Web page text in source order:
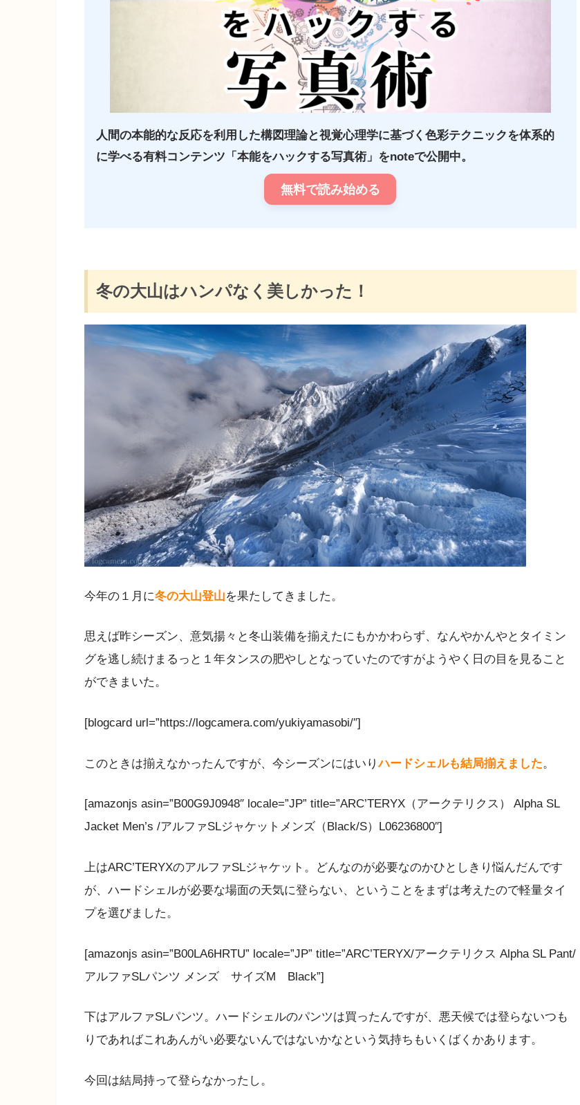
人間の本能的な反応を利用した構図理論と視覚心理学に基づく色彩テクニックを体系的
に学べる有料コンテンツ「本能をハックする写真術」をnoteで公開中。
無料で読み始める
冬の大山はハンパなく美しかった！
今年の１月に冬の大山登山を果たしてきました。
思えば昨シーズン、意気揚々と冬山装備を揃えたにもかかわらず、なんやかんやとタイミン
グを逃し続けまるっと１年タンスの肥やしとなっていたのですがようやく日の目を見ること
ができまいた。
[blogcard url=”https://logcamera.com/yukiyamasobi/″]
このときは揃えなかったんですが、今シーズンにはいりハードシェルも結局揃えました。
[amazonjs asin=”B00G9J0948″ locale=”JP” title=”ARC’TERYX（アークテリクス） Alpha SL
Jacket Men’s /アルファSLジャケットメンズ（Black/S）L06236800″]
上はARC’TERYXのアルファSLジャケット。どんなのが必要なのかひとしきり悩んだんです
が、ハードシェルが必要な場面の天気に登らない、ということをまずは考えたので軽量タイ
プを選びました。
[amazonjs asin=”B00LA6HRTU” locale=”JP” title=”ARC’TERYX/アークテリクス Alpha SL Pant/
アルファSLパンツ メンズ サイズM Black”]
下はアルファSLパンツ。ハードシェルのパンツは買ったんですが、悪天候では登らないつも
りであればこれあんがい必要ないんではないかなという気持ちもいくばくかあります。
今回は結局持って登らなかったし。